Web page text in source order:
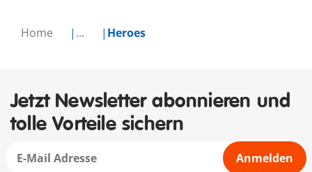
Home ... Heroes
Jetzt Newsletter abonnieren und
tolle Vorteile sichern
Anmelden